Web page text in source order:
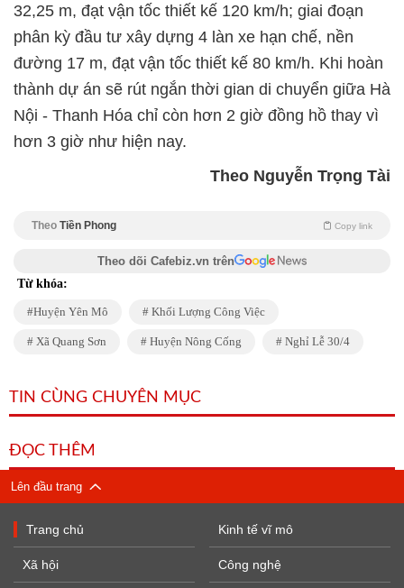
32,25 m, đạt vận tốc thiết kế 120 km/h; giai đoạn
phân kỳ đầu tư xây dựng 4 làn xe hạn chế, nền
đường 17 m, đạt vận tốc thiết kế 80 km/h. Khi hoàn
thành dự án sẽ rút ngắn thời gian di chuyển giữa Hà
Nội - Thanh Hóa chỉ còn hơn 2 giờ đồng hồ thay vì
hơn 3 giờ như hiện nay.
Theo Nguyễn Trọng Tài
Theo Tiền Phong Copy link
Theo dõi Cafebiz.vn trên
Từ khóa:
Huyện Yên Mô Khối Lượng Công Việc
Xã Quang Sơn Huyện Nông Cống Nghỉ Lễ 30/4
TIN CÙNG CHUYÊN MỤC
ĐỌC THÊM
Lên đầu trang
Trang chủ
Xã hội
Kinh tế vĩ mô
Công nghệ